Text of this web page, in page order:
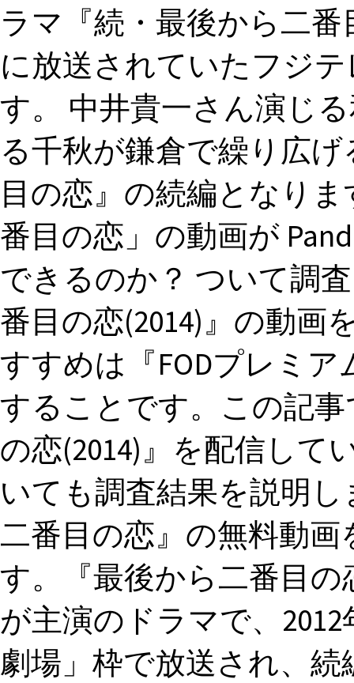
ラマ『続・最後から二番
に放送されていたフジ
す。 中井貴一さん演じ
る千秋が鎌倉で繰り広
目の恋』の続編となり
番目の恋」の動画が
できるのか？ ついて調
番目の恋(2014)』の動画
すすめは『FODプレミ
することです。この記
の恋(2014)』を配信して
いても調査結果を説明
二番目の恋』の無料動
す。『最後から二番目
が主演のドラマで、
劇場」枠で放送され、